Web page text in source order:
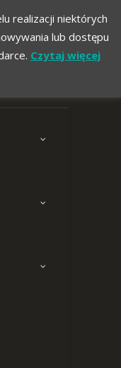
realizacji niektórych
lub dostępu
Czytaj więcej